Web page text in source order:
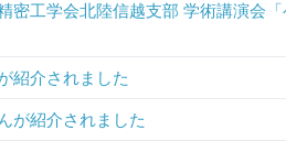
密工学会北陸信越支部 学術講演会
紹介されました
が紹介されました